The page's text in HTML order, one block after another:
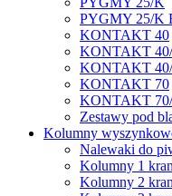
PYGMY 25/K
KONTAKT 40
KONTAKT
KONTAKT
KONTAKT 70
KONTAKT
Zestawy pod
Kolumny
Nalewaki do
Kolumny 1
Kolumny 2